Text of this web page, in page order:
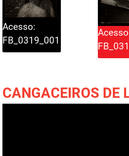
Acesso:
FB_0319_001
CANGACEIROS DE